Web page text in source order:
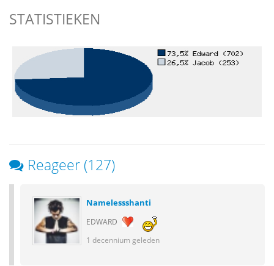
STATISTIEKEN
Reageer (127)
Namelessshanti
EDWARD
1 decennium geleden